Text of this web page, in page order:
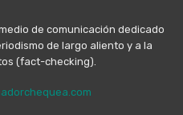
medio de comunicación dedicado
de largo aliento y a la
(fact-checking).